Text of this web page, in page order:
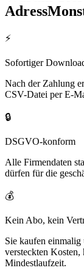
⚡
Sofortiger
Nach der Zahlung
CSV-Datei per E-
🔒
DSGVO-konform
Alle Firmendaten
dürfen für die
💰
Kein Abo, kein
Sie kaufen
versteckten
Mindestlaufzeit.